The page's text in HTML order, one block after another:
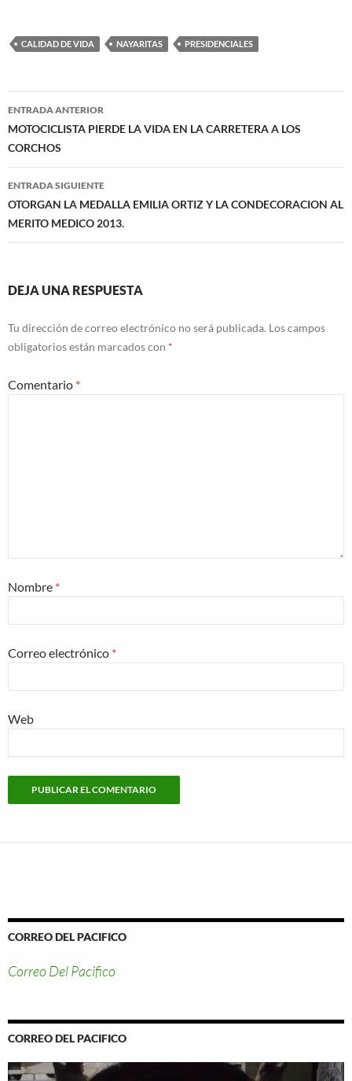
CALIDAD DE VIDA NAYARITAS PRESIDENCIALES
Navegación
de
entradas
ENTRADA ANTERIOR
MOTOCICLISTA PIERDE LA VIDA EN LA CARRETERA A LOS
CORCHOS
ENTRADA SIGUIENTE
OTORGAN LA MEDALLA EMILIA ORTIZ Y LA CONDECORACION AL
MERITO MEDICO 2013.
DEJA UNA RESPUESTA
Tu dirección de correo electrónico no será publicada. Los campos
obligatorios están marcados con *
Comentario *
Nombre *
Correo electrónico *
Web
CORREO DEL PACIFICO
Correo Del Pacifico
CORREO DEL PACIFICO